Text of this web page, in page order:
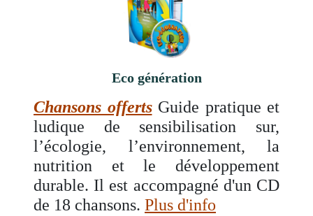
Eco génération
Chansons offertsGuide pratique et
ludique de sensibilisation sur,
l’écologie, l’environnement, la
nutrition et le développement
durable. Il est accompagné d'un CD
de 18 chansons. Plus d'info